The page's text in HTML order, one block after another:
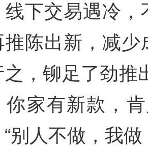
交易遇冷，
推陈出新，减
，铆足了劲推
你家有新款，
“别人不做，我